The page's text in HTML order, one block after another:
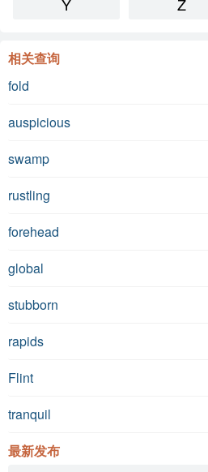
相关查询
fold
auspicious
swamp
rustling
forehead
global
stubborn
rapids
Flint
tranquil
最新发布